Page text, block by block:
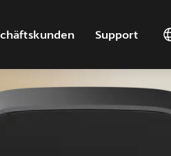
Support